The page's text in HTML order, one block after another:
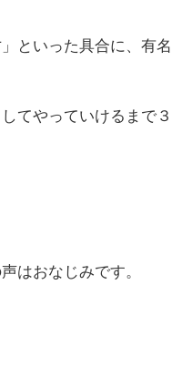
といった具合に、有名
てやっていけるまで３
はおなじみです。